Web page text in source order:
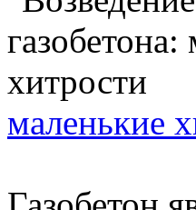
маленькие